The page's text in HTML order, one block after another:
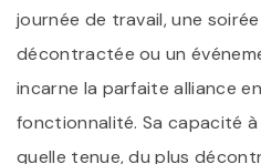
journée de travail, une
décontractée ou un
incarne la parfaite alliance
fonctionnalité. Sa capacité
quelle tenue, du plus